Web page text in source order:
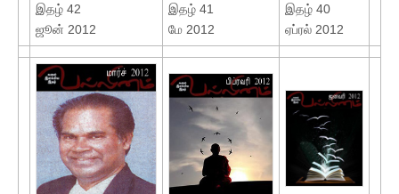
இதழ் 42
ஜூன் 2012
இதழ் 41
மே 2012
இதழ் 40
ஏப்ரல் 2012